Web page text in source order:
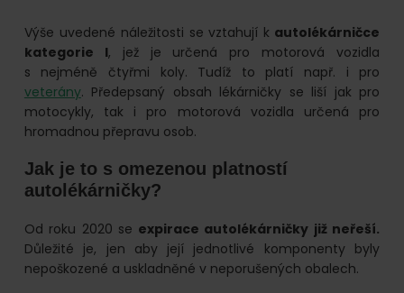
Výše uvedené náležitosti se vztahují k autolékárničce
kategorie I, jež je určená pro motorová vozidla
s nejméně čtyřmi koly. Tudíž to platí např. i pro
veterány. Předepsaný obsah lékárničky se liší jak pro
motocykly, tak i pro motorová vozidla určená pro
hromadnou přepravu osob.
Jak je to s omezenou platností
autolékárničky?
Od roku 2020 se expirace autolékárničky již neřeší.
Důležité je, jen aby její jednotlivé komponenty byly
nepoškozené a uskladněné v neporušených obalech.